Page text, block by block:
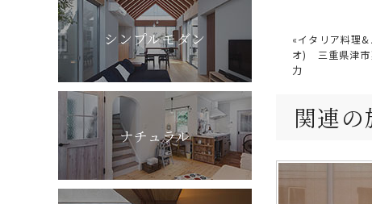
シンプルモダン
ナチュラル
«イタリア料理
オ) 三重県津市
力
関連